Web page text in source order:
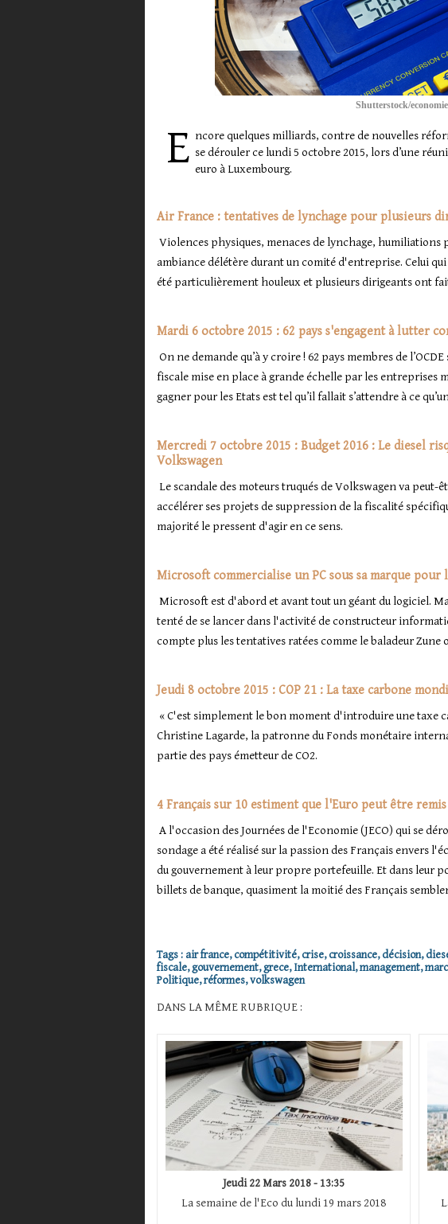
Shutterstock/
E ncore quelques milliards, contre de nouvelles
se dérouler ce lundi 5 octobre 2015, lors d’une
euro à Luxembourg.
Air France : tentatives de lynchage pour plusieurs
Violences physiques, menaces de lynchage, humiliations
ambiance délétère durant un comité d'entreprise. Celui
été particulièrement houleux et plusieurs dirigeants ont
Mardi 6 octobre 2015 : 62 pays s'engagent à lutter
On ne demande qu’à y croire ! 62 pays membres de
fiscale mise en place à grande échelle par les entreprises
gagner pour les Etats est tel qu’il fallait s’attendre à ce
Mercredi 7 octobre 2015 : Budget 2016 : Le diesel
Volkswagen
Le scandale des moteurs truqués de Volkswagen va peut-
accélérer ses projets de suppression de la fiscalité
majorité le pressent d'agir en ce sens.
Microsoft commercialise un PC sous sa marque
Microsoft est d'abord et avant tout un géant du logiciel.
tenté de se lancer dans l'activité de constructeur
compte plus les tentatives ratées comme le baladeur Zune
Jeudi 8 octobre 2015 : COP 21 : La taxe carbone
« C'est simplement le bon moment d'introduire une taxe
Christine Lagarde, la patronne du Fonds monétaire
partie des pays émetteur de CO2.
4 Français sur 10 estiment que l'Euro peut être remis
A l'occasion des Journées de l'Economie (JECO) qui se
sondage a été réalisé sur la passion des Français envers
du gouvernement à leur propre portefeuille. Et dans leur
billets de banque, quasiment la moitié des Français
Tags : air france,compétitivité,crise,croissance,décision,
fiscale,gouvernement,grece,International,management,
Politique,réformes,volkswagen
DANS LA MÊME RUBRIQUE :
Jeudi 22 Mars 2018 - 13:35
La semaine de l'Eco du lundi 19 mars 2018